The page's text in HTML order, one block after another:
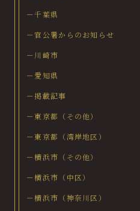
－千葉県
－官公署からのお知らせ
－川崎市
－愛知県
－掲載記事
－東京都（その他）
－東京都（湾岸地区）
－横浜市（その他）
－横浜市（中区）
－横浜市（神奈川区）